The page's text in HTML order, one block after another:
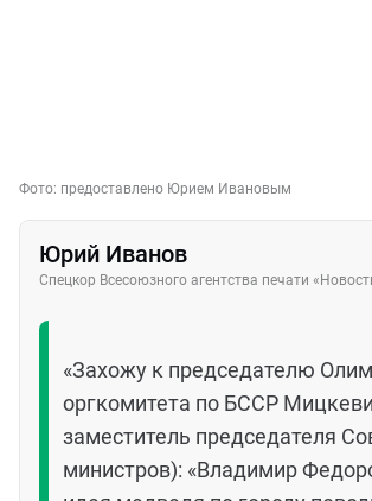
Фото: предоставлено Юрием Ивановым
Юрий Иванов
Спецкор Всесоюзного агентства печати
«Захожу к председателю
оргкомитета по БССР
заместитель председателя
министров): «Владимир